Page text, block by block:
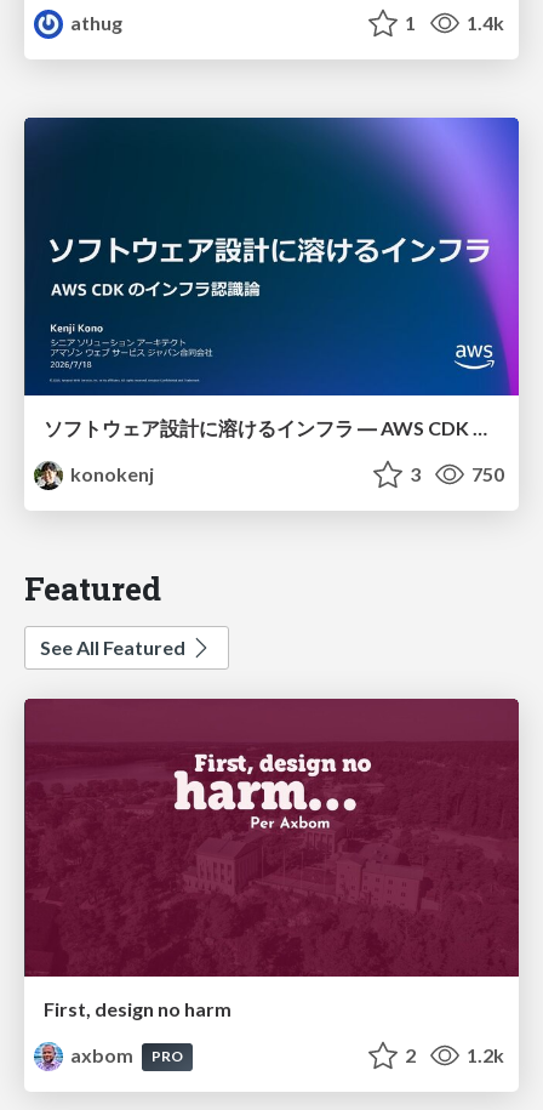
athug
1 1.4k
ソフトウェア設計に溶けるインフラ ― AWS CDK のインフラ認識論
konokenj
3 750
Featured
See All Featured
First, design no harm
axbom
PRO 2 1.2k